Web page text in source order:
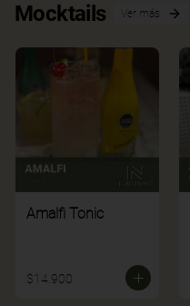
Mocktails Ver más
Amalfi Tonic
$14.900